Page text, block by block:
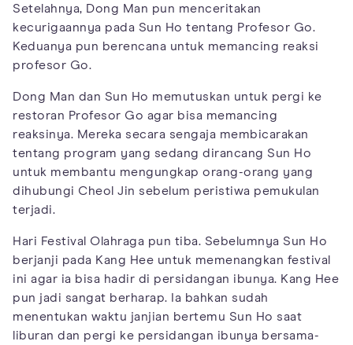
Setelahnya, Dong Man pun menceritakan
kecurigaannya pada Sun Ho tentang Profesor Go.
Keduanya pun berencana untuk memancing reaksi
profesor Go.
Dong Man dan Sun Ho memutuskan untuk pergi ke
restoran Profesor Go agar bisa memancing
reaksinya. Mereka secara sengaja membicarakan
tentang program yang sedang dirancang Sun Ho
untuk membantu mengungkap orang-orang yang
dihubungi Cheol Jin sebelum peristiwa pemukulan
terjadi.
Hari Festival Olahraga pun tiba. Sebelumnya Sun Ho
berjanji pada Kang Hee untuk memenangkan festival
ini agar ia bisa hadir di persidangan ibunya. Kang Hee
pun jadi sangat berharap. Ia bahkan sudah
menentukan waktu janjian bertemu Sun Ho saat
liburan dan pergi ke persidangan ibunya bersama-